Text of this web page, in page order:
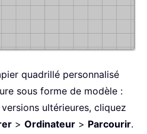
quadrillé personnalisé
sous forme de modèle :
ultérieures, cliquez
> Ordinateur > Parcourir.